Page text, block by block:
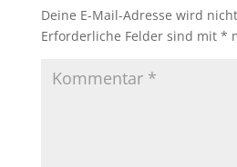
Deine E-Mail-Adresse wird
Erforderliche Felder sind mit *